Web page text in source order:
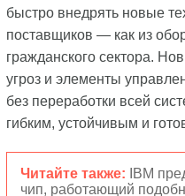
быстро внедрять новые
поставщиков — как из
гражданского сектора.
угроз и элементы
без переработки всей
гибким, устойчивым и
Читайте также:
IBM
чип, работающий